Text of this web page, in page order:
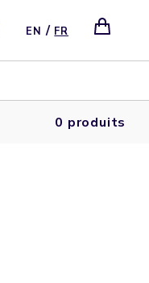
EN / FR
0 produits